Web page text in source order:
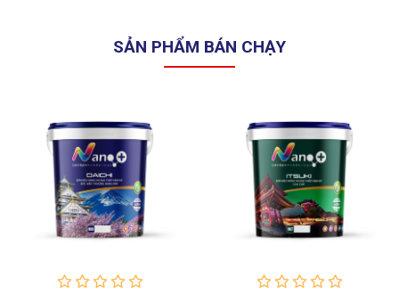
SẢN PHẨM BÁN CHẠY